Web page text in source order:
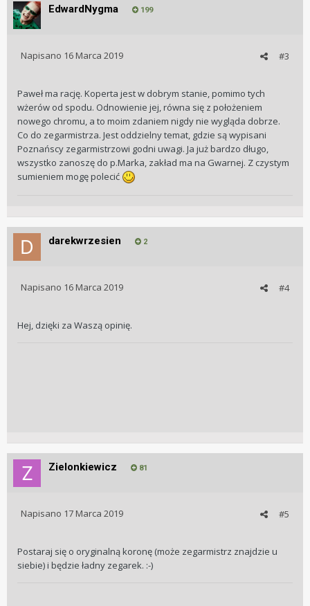
EdwardNygma 199
#3
Napisano 16 Marca 2019
Paweł ma rację. Koperta jest w dobrym stanie, pomimo tych
wżerów od spodu. Odnowienie jej, równa się z położeniem
nowego chromu, a to moim zdaniem nigdy nie wygląda dobrze.
Co do zegarmistrza. Jest oddzielny temat, gdzie są wypisani
Poznańscy zegarmistrzowi godni uwagi. Ja już bardzo długo,
wszystko zanoszę do p.Marka, zakład ma na Gwarnej. Z czystym
sumieniem mogę polecić
darekwrzesien 2
#4
Napisano 16 Marca 2019
Hej, dzięki za Waszą opinię.
Zielonkiewicz 81
#5
Napisano 17 Marca 2019
Postaraj się o oryginalną koronę (może zegarmistrz znajdzie u
siebie) i będzie ładny zegarek. :-)